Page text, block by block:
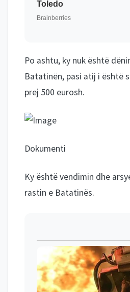
Po ashtu, ky nuk është
Batatinën, pasi atij i është
prej 500 eurosh.
Dokumenti
Ky është vendimin dhe
rastin e Batatinës.